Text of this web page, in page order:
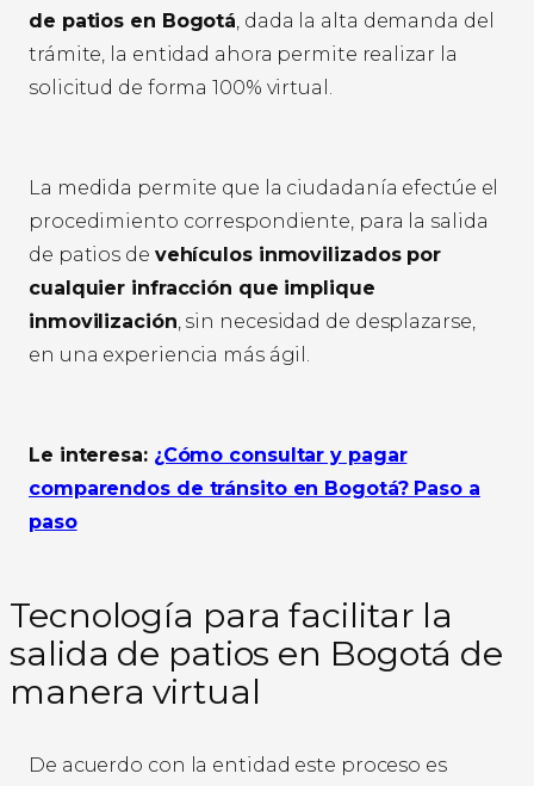
de patios en Bogotá, dada la alta demanda del
trámite, la entidad ahora permite realizar la
solicitud de forma 100% virtual.
La medida permite que la ciudadanía efectúe el
procedimiento correspondiente, para la salida
de patios de vehículos inmovilizados por
cualquier infracción que implique
inmovilización, sin necesidad de desplazarse,
en una experiencia más ágil.
Le interesa: ¿Cómo consultar y pagar
comparendos de tránsito en Bogotá? Paso a
paso
Tecnología para facilitar la
salida de patios en Bogotá de
manera virtual
De acuerdo con la entidad este proceso es